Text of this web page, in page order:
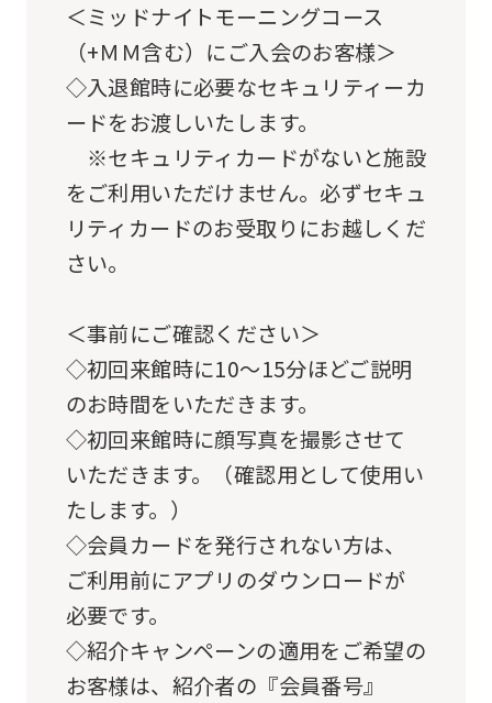
＜ミッドナイトモーニングコース
（+ＭＭ含む）にご入会のお客様＞
◇入退館時に必要なセキュリティーカ
ードをお渡しいたします。
※セキュリティカードがないと施設
をご利用いただけません。必ずセキュ
リティカードのお受取りにお越しくだ
さい。
＜事前にご確認ください＞
◇初回来館時に10～15分ほどご説明
のお時間をいただきます。
◇初回来館時に顔写真を撮影させて
いただきます。（確認用として使用い
たします。）
◇会員カードを発行されない方は、
ご利用前にアプリのダウンロードが
必要です。
◇紹介キャンペーンの適用をご希望の
お客様は、紹介者の『会員番号』
may
not
be
an
accurate
translation.
The
differ
from
the
original
content.
ask
that
fully
understand